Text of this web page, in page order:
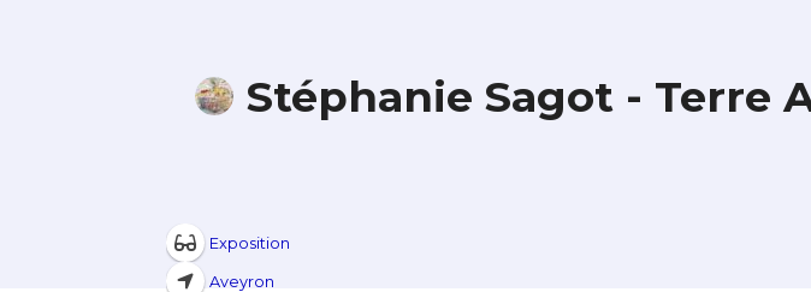
Stéphanie Sagot - Terre
Exposition
Aveyron